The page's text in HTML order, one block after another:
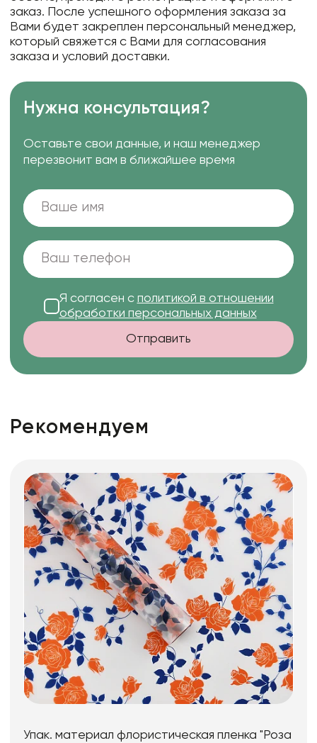
заказ. После успешного оформления заказа за
Вами будет закреплен персональный менеджер,
который свяжется с Вами для согласования
заказа и условий доставки.
Нужна консультация?
Оставьте свои данные, и наш менеджер
перезвонит вам в ближайшее время
Я согласен с политикой в отношении
обработки персональных данных
Отправить
Рекомендуем
Упак. материал флористическая пленка "Роза